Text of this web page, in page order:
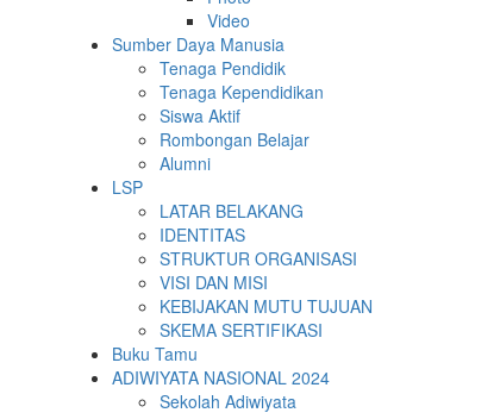
Video
Sumber Daya Manusia
Tenaga Pendidik
Tenaga Kependidikan
Siswa Aktif
Rombongan Belajar
Alumni
LSP
LATAR BELAKANG
IDENTITAS
STRUKTUR ORGANISASI
VISI DAN MISI
KEBIJAKAN MUTU TUJUAN
SKEMA SERTIFIKASI
Buku Tamu
ADIWIYATA NASIONAL 2024
Sekolah Adiwiyata